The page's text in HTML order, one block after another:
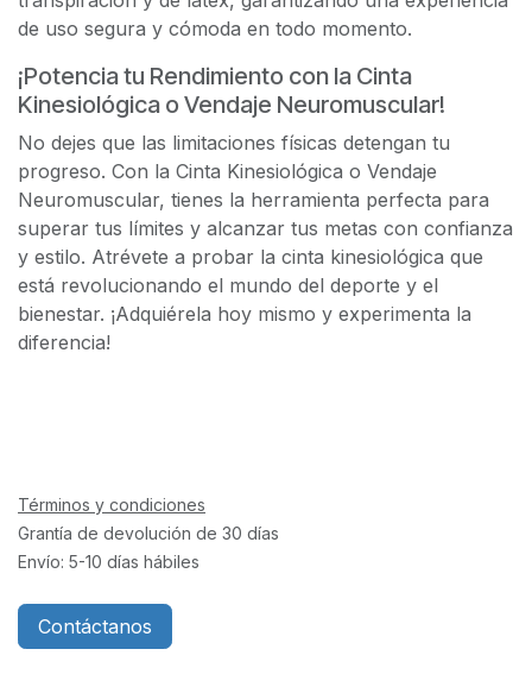
de uso segura y cómoda en todo momento.
¡Potencia tu Rendimiento con la Cinta
Kinesiológica o Vendaje Neuromuscular!
No dejes que las limitaciones físicas detengan tu
progreso. Con la Cinta Kinesiológica o Vendaje
Neuromuscular, tienes la herramienta perfecta para
superar tus límites y alcanzar tus metas con confianza
y estilo. Atrévete a probar la cinta kinesiológica que
está revolucionando el mundo del deporte y el
bienestar. ¡Adquiérela hoy mismo y experimenta la
diferencia!
Términos y condiciones
Grantía de devolución de 30 días
Envío: 5-10 días hábiles
Contáctanos